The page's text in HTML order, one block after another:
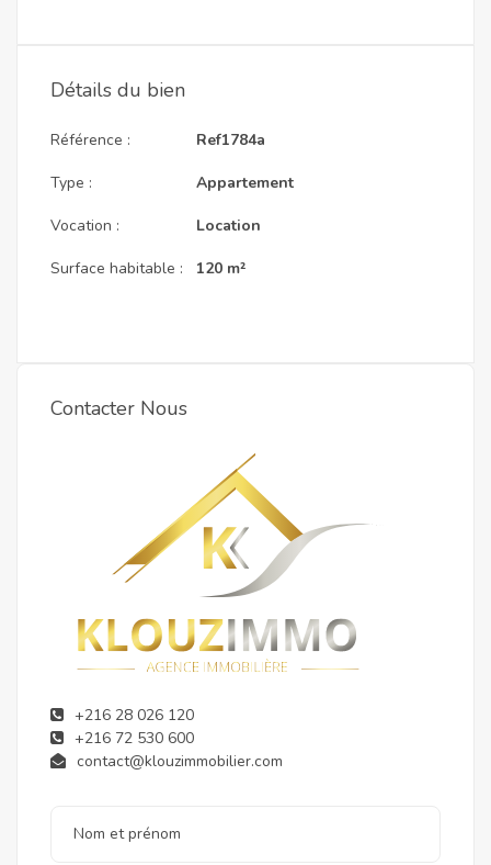
Détails du bien
Référence :
Type :
Vocation :
Surface habitable :
Ref1784a
Appartement
Location
120 m²
Contacter Nous
+216 28 026 120
+216 72 530 600
contact@klouzimmobilier.com